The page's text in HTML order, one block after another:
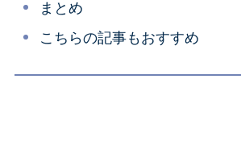
まとめ
こちらの記事もおすすめ